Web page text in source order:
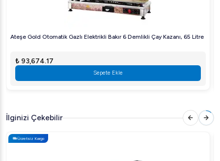
ömürlü paslanmaz çelikten üretilen gövdesi ve otomatik
ısı kontrolü ile kullanıcı dostu bir deneyim yaşatır. Geniş
yeterli miktarda çay hazırlanmasına olanak tanır. Şimdi
taşıyın!
Ateşe Gold Otomatik Gazlı Elektrikli Bakır 6 Demlikli Çay Kazanı, 65 Litre
₺ 93,674.17
Sepete Ekle
İlginizi Çekebilir
Ücretsiz Kargo